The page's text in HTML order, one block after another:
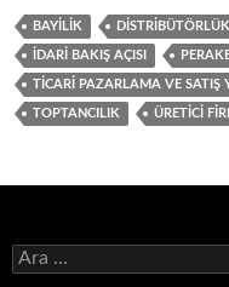
BAYILIK DISTRIBÜTÖRLÜK
IDARI BAKIŞ AÇISI
TICARI PAZARLAMA VE SATIŞ
TOPTANCILIK ÜRETICI
A
r